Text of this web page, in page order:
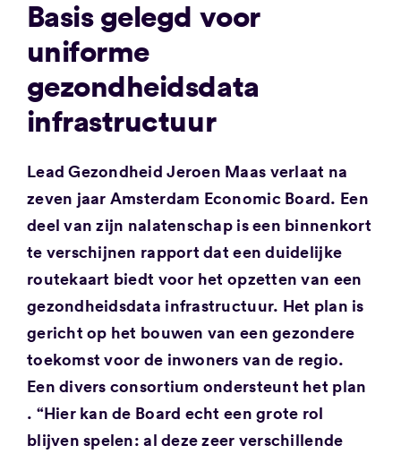
Basis gelegd voor
uniforme
gezondheidsdata
infrastructuur
Lead Gezondheid Jeroen Maas verlaat na
zeven jaar Amsterdam Economic Board. Een
deel van zijn nalatenschap is een binnenkort
te verschijnen rapport dat een duidelijke
routekaart biedt voor het opzetten van een
gezondheidsdata infrastructuur. Het plan is
gericht op het bouwen van een gezondere
toekomst voor de inwoners van de regio.
Een divers consortium ondersteunt het plan
. “Hier kan de Board echt een grote rol
blijven spelen: al deze zeer verschillende